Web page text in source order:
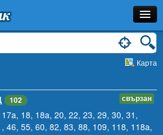
Карта
свързан
102
17a, 18, 18a, 20, 22, 23, 29, 30, 31 ,
, 46, 55, 60, 82, 83, 88, 109, 118, 118a,